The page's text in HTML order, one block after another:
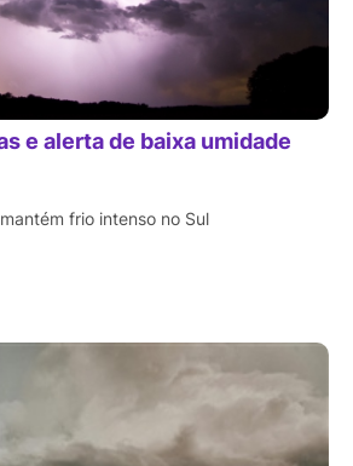
e alerta de baixa umidade
frio intenso no Sul